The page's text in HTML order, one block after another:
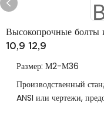
Высокопрочные болты
10,9 12,9
Размер: М2-М36
Производственный
ANSI или чертежи,